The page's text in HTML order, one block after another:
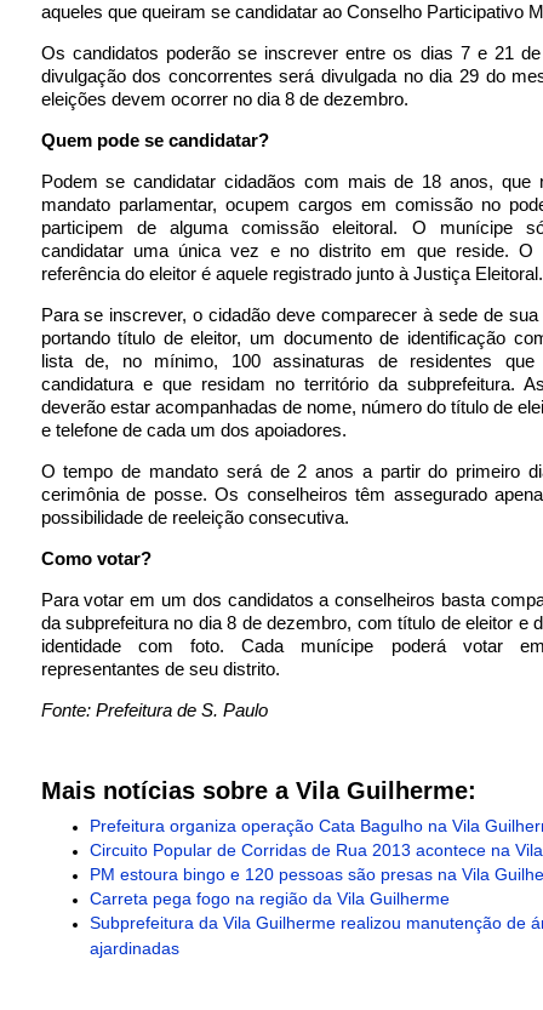
aqueles que queiram se candidatar ao Conselho Participativo
Os candidatos poderão se inscrever entre os dias 7 e 21
divulgação dos concorrentes será divulgada no dia 29 do
eleições devem ocorrer no dia 8 de dezembro.
Quem pode se candidatar?
Podem se candidatar cidadãos com mais de 18 anos, que
mandato parlamentar, ocupem cargos em comissão no
participem de alguma comissão eleitoral. O munícipe
candidatar uma única vez e no distrito em que reside. O
referência do eleitor é aquele registrado junto à Justiça Eleitoral.
Para se inscrever, o cidadão deve comparecer à sede de sua
portando título de eleitor, um documento de identificação
lista de, no mínimo, 100 assinaturas de residentes que
candidatura e que residam no território da subprefeitura.
deverão estar acompanhadas de nome, número do título de
e telefone de cada um dos apoiadores.
O tempo de mandato será de 2 anos a partir do primeiro
cerimônia de posse. Os conselheiros têm assegurado
possibilidade de reeleição consecutiva.
Como votar?
Para votar em um dos candidatos a conselheiros basta
da subprefeitura no dia 8 de dezembro, com título de eleitor e
identidade com foto. Cada munícipe poderá votar
representantes de seu distrito.
Fonte: Prefeitura de S. Paulo
Mais notícias sobre a Vila Guilherme:
Prefeitura organiza operação Cata Bagulho na Vila
Circuito Popular de Corridas de Rua 2013 acontece na
PM estoura bingo e 120 pessoas são presas na Vila
Carreta pega fogo na região da Vila Guilherme
Subprefeitura da Vila Guilherme realizou manutenção de
ajardinadas